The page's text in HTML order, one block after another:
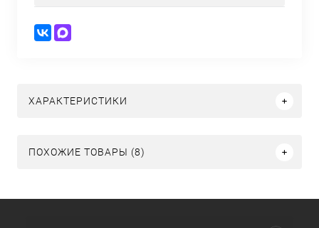
ХАРАКТЕРИСТИКИ
ПОХОЖИЕ ТОВАРЫ (8)